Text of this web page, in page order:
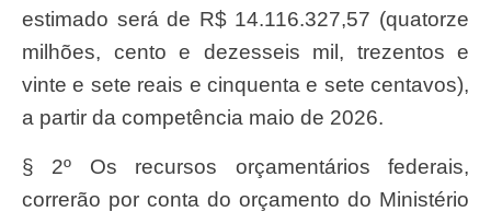
estimado será de R$ 14.116.327,57 (quatorze
milhões, cento e dezesseis mil, trezentos e
vinte e sete reais e cinquenta e sete centavos),
a partir da competência maio de 2026.
§ 2º Os recursos orçamentários federais,
correrão por conta do orçamento do Ministério